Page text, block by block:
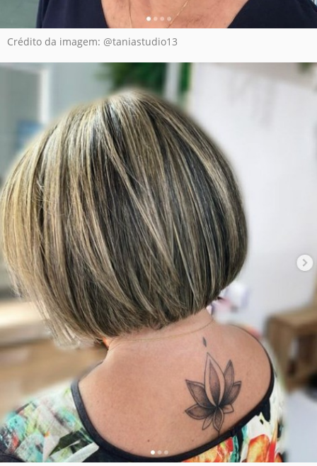
Crédito da imagem: @taniastudio13